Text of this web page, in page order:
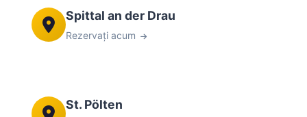
Spittal an der Drau
Rezervați acum
St. Pölten